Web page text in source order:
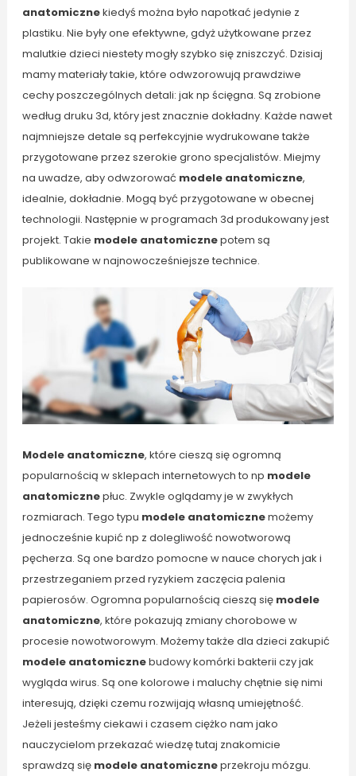
anatomicznekiedyś można było napotkać jedynie z
plastiku. Nie były one efektywne, gdyż użytkowane przez
malutkie dzieci niestety mogły szybko się zniszczyć. Dzisiaj
mamy materiały takie, które odwzorowują prawdziwe
cechy poszczególnych detali: jak np ścięgna. Są zrobione
według druku 3d, który jest znacznie dokładny. Każde nawet
najmniejsze detale są perfekcyjnie wydrukowane także
przygotowane przez szerokie grono specjalistów. Miejmy
na uwadze, aby odwzorować modele anatomiczne,
idealnie, dokładnie. Mogą być przygotowane w obecnej
technologii. Następnie w programach 3d produkowany jest
projekt. Takie modele anatomicznepotem są
publikowane w najnowocześniejsze technice.
Modele anatomiczne, które cieszą się ogromną
popularnością w sklepach internetowych to np modele
anatomicznepłuc. Zwykle oglądamy je w zwykłych
rozmiarach. Tego typu modele anatomicznemożemy
jednocześnie kupić np z dolegliwość nowotworową
pęcherza. Są one bardzo pomocne w nauce chorych jak i
przestrzeganiem przed ryzykiem zaczęcia palenia
papierosów. Ogromna popularnością cieszą się modele
anatomiczne, które pokazują zmiany chorobowe w
procesie nowotworowym. Możemy także dla dzieci zakupić
modele anatomicznebudowy komórki bakterii czy jak
wygląda wirus. Są one kolorowe i maluchy chętnie się nimi
interesują, dzięki czemu rozwijają własną umiejętność.
Jeżeli jesteśmy ciekawi i czasem ciężko nam jako
nauczycielom przekazać wiedzę tutaj znakomicie
sprawdzą się modele anatomiczneprzekroju mózgu.